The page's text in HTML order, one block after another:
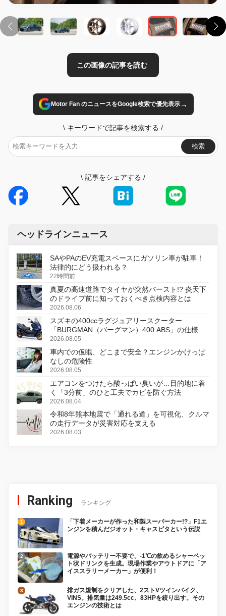
この画像の記事を読む
Motor Fan のニュースをGoogle検索で優先表示→
\ キーワードで記事を検索する /
検索
\ 記事をシェアする /
ヘッドラインニュース
SAやPAのEV充電スペースにガソリン車が駐車！
法律的にどう扱われる？
22時間前
真夏の高速道路でタイヤが突然バースト!? 炎天下
のドライブ前に知っておくべき点検内容とは
2026.08.06
スズキの400ccラグジュアリースクーター
「BURGMAN（バーグマン）400 ABS」の仕様を
変更し、8月18日に発売
2026.08.05
車内での仮眠、どこまで安全？エンジンかけっぱ
なしの危険性
2026.08.05
エアコンをつけたら酸っぱい臭いが…目的地に着
く「3分前」のひと工夫でカビを防ぐ方法
2026.08.04
令和8年熊本地震で「通れる道」を可視化、クルマ
の走行データが災害対応を支える
2026.08.03
Ranking ランキング
「下着メーカーが作った和製スーパーカー!?」F1エ
ンジンを積んだジオット・キャスピタという伝説
電源やバッテリー不要で、-1℃の飲めるシャーベッ
ト状ドリンクを生成。現場作業やアウトドアに「ア
イススラリーメーカー」が便利！
排ガス規制をクリアした、2ストVツインバイク、
VINS。排気量は249.5cc、83HPを絞り出す。その
エンジンの技術とは